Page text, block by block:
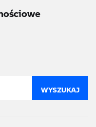
WYSZUKAJ